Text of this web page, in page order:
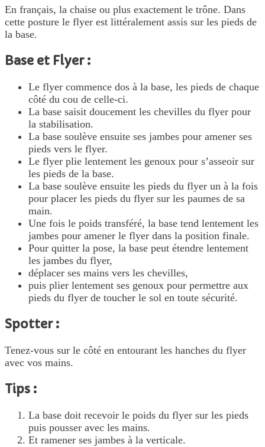
En français, la chaise ou plus exactement le trône. Dans
cette posture le flyer est littéralement assis sur les pieds de
la base.
Base et Flyer :
Le flyer commence dos à la base, les pieds de chaque
côté du cou de celle-ci.
La base saisit doucement les chevilles du flyer pour
la stabilisation.
La base soulève ensuite ses jambes pour amener ses
pieds vers le flyer.
Le flyer plie lentement les genoux pour s’asseoir sur
les pieds de la base.
La base soulève ensuite les pieds du flyer un à la fois
pour placer les pieds du flyer sur les paumes de sa
main.
Une fois le poids transféré, la base tend lentement les
jambes pour amener le flyer dans la position finale.
Pour quitter la pose, la base peut étendre lentement
les jambes du flyer,
déplacer ses mains vers les chevilles,
puis plier lentement ses genoux pour permettre aux
pieds du flyer de toucher le sol en toute sécurité.
Spotter :
Tenez-vous sur le côté en entourant les hanches du flyer
avec vos mains.
Tips :
La base doit recevoir le poids du flyer sur les pieds
puis pousser avec les mains.
Et ramener ses jambes à la verticale.